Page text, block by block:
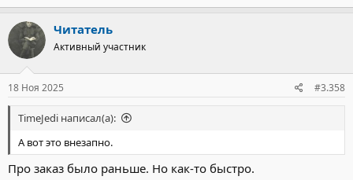
Читатель
Активный участник
18 Ноя 2025 #3.358
TimeJedi написал(а):
А вот это внезапно.
Про заказ было раньше. Но как-то быстро.